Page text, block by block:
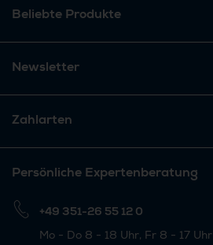
Beliebte Produkte
Newsletter
Zahlarten
Persönliche Expertenberatung
+49 351-26 55 12 0
Mo - Do 8 - 18 Uhr, Fr 8 - 17 Uhr